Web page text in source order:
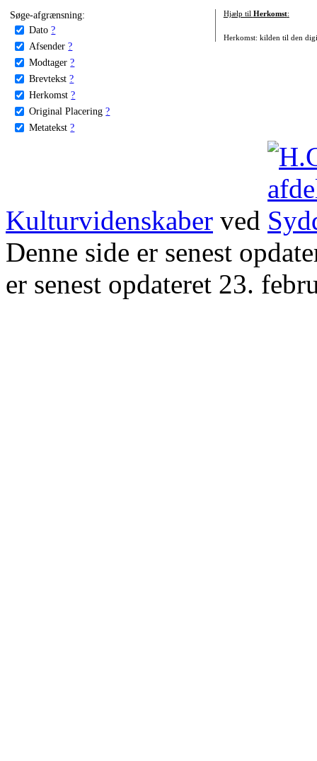
Søge-afgrænsning:
Dato ?
Afsender ?
Modtager ?
Brevtekst ?
Herkomst ?
Original Placering ?
Metatekst ?
Hjælp til Herkomst:
Herkomst: kilden til den
Kulturvidenskaber ved
Denne side er senest
er senest opdateret 23.